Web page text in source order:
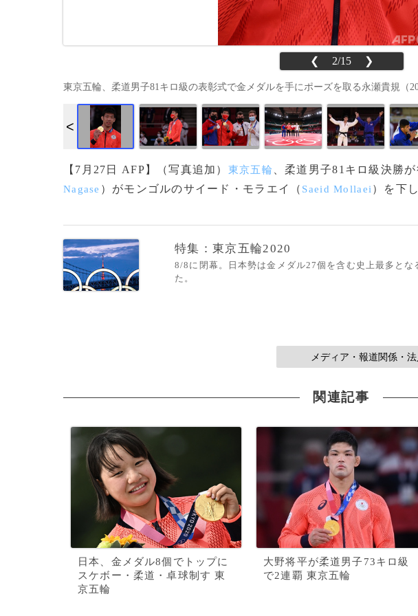
❮ 2/15 ❯
東京五輪、柔道男子81キロ級の表彰式で金メダルを手にポーズを取る永瀬貴規（
【7月27日 AFP】（写真追加） 東京五輪 、柔道男子81キロ級決勝
Nagase ）がモンゴルのサイード・モラエイ（ Saeid Mollaei ）を下
特集：東京五輪2020
8/8に閉幕。日本勢は金メダル27個を含む史上最多とな
た。
メディア・報道関係・
関連記事
日本、金メダル8個でトップに
スケボー・柔道・卓球制す 東
京五輪
大野将平が柔道男子73キロ級
で2連覇 東京五輪